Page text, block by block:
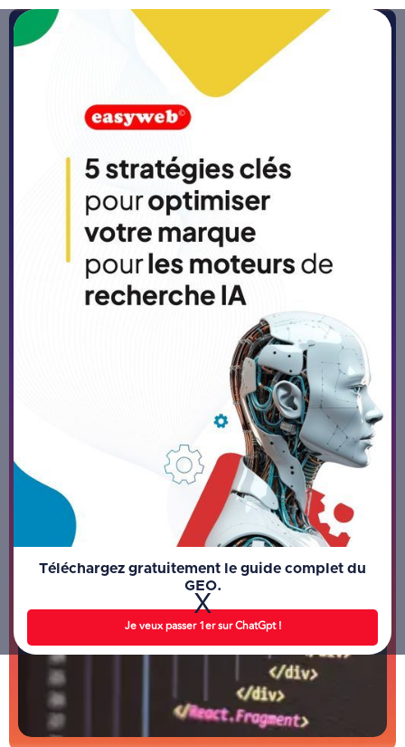
Téléchargez gratuitement le guide complet du
GEO.
Je veux passer 1er sur ChatGpt !
X
Accueil
Les outils No-code et Low-
code : leviers pour faciliter
l'automatisation des
processus
Publié le27/4/26-5 min